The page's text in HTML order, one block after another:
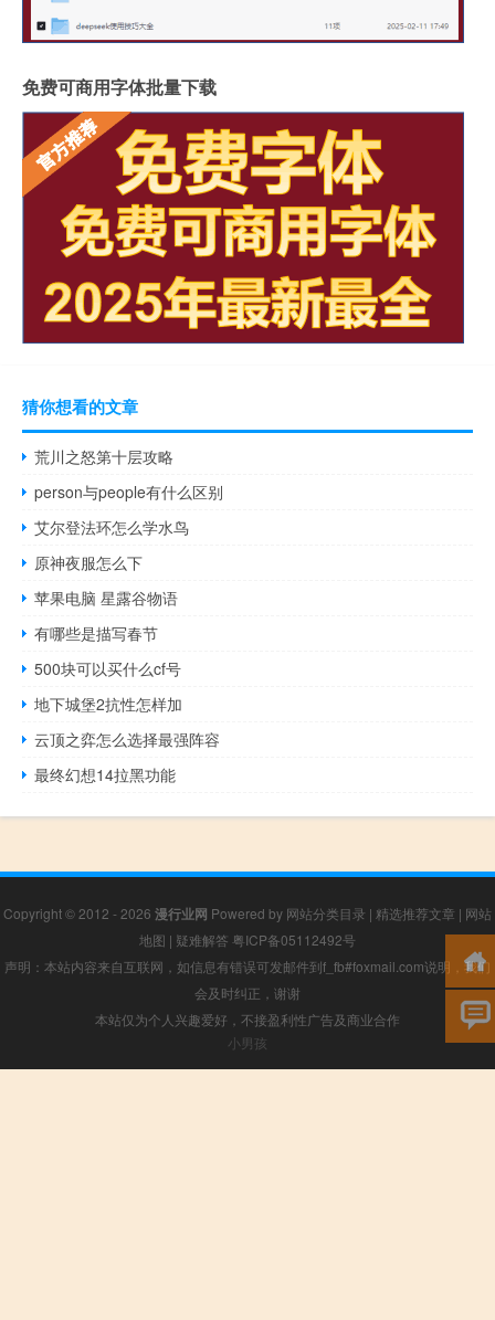
免费可商用字体批量下载
猜你想看的文章
荒川之怒第十层攻略
person与people有什么区别
艾尔登法环怎么学水鸟
原神夜服怎么下
苹果电脑 星露谷物语
有哪些是描写春节
500块可以买什么cf号
地下城堡2抗性怎样加
云顶之弈怎么选择最强阵容
最终幻想14拉黑功能
Copyright © 2012 - 2026 漫行业网 Powered by 网站分类目录 | 精选推荐文章 | 网站
地图 | 疑难解答 粤ICP备05112492号
声明：本站内容来自互联网，如信息有错误可发邮件到f_fb#foxmail.com说明，我们
会及时纠正，谢谢
本站仅为个人兴趣爱好，不接盈利性广告及商业合作
小男孩